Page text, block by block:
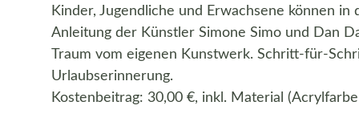
Kinder, Jugendliche und Erwachsene können in
Anleitung der Künstler Simone Simo und Dan
Traum vom eigenen Kunstwerk. Schritt-für-
Urlaubserinnerung.
Kostenbeitrag: 30,00 €, inkl. Material